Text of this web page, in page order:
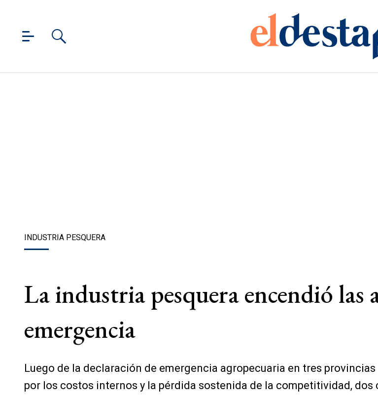
INDUSTRIA PESQUERA
La industria pesquera encendió las
emergencia
Luego de la declaración de emergencia agropecuaria en tres
por los costos internos y la pérdida sostenida de la competitividad,